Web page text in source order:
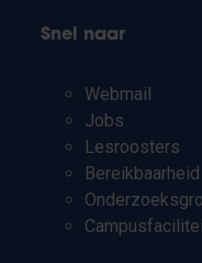
Snel naar
Webmail
Jobs
Lesroosters
Bereikbaarheid